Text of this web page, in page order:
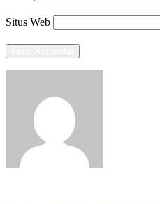
Situs Web